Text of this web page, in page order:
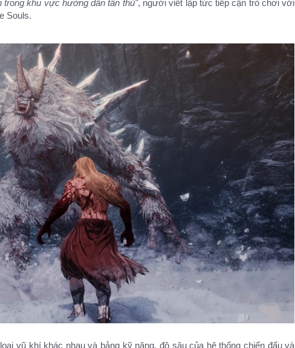
trong khu vực hướng dẫn tân thủ", người viết lập tức tiếp cận trò chơi với
Souls.
vũ khí khác nhau và bảng kỹ năng, độ sâu của hệ thống chiến đấu và